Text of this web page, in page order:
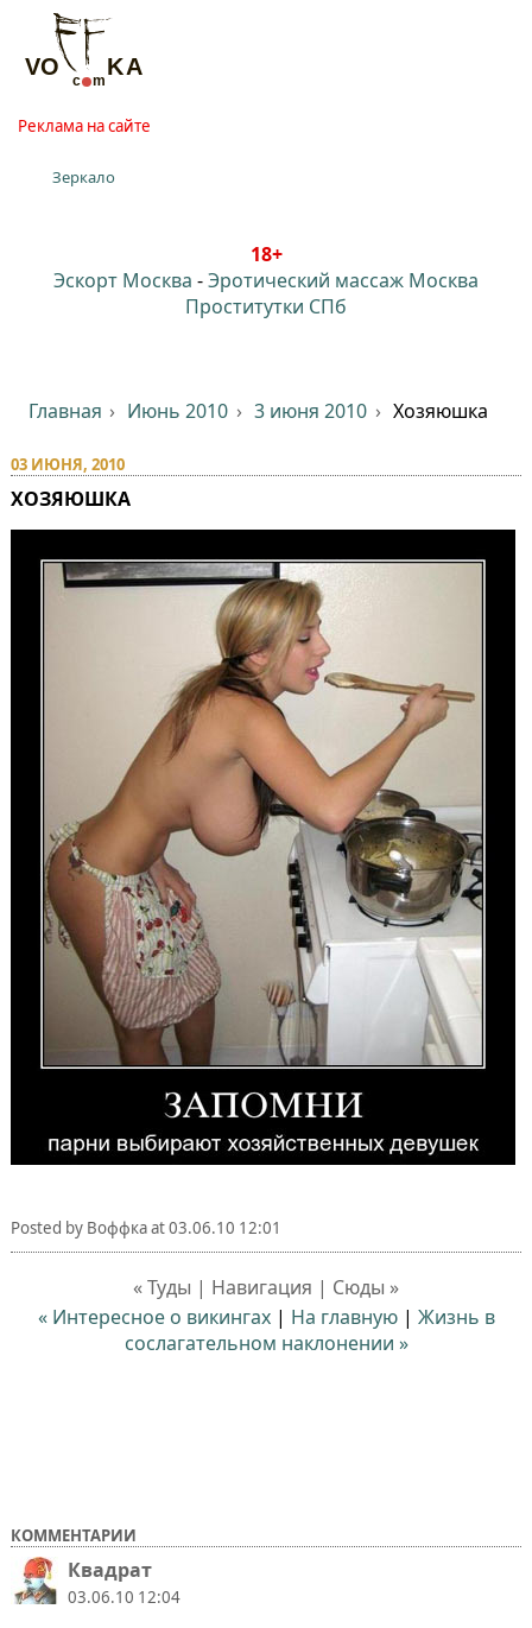
Реклама на сайте
Зеркало
18+
Эскорт Москва -Эротический массаж Москва
Проститутки СПб
Главная Июнь 2010 3 июня 2010 Хозяюшка
03 ИЮНЯ, 2010
ХОЗЯЮШКА
Posted by Воффкаat03.06.10 12:01
« Туды | Навигация | Сюды »
« Интересное о викингах| На главную| Жизнь в
сослагательном наклонении »
КОММЕНТАРИИ
Квадрат
03.06.10 12:04